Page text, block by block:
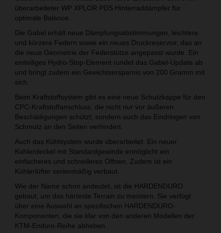
überarbeiteter WP XPLOR PDS Hinterraddämpfer für
optimale Balance.
Die Gabel erhält neue Dämpfungsabstimmungen, leichtere
und kürzere Federn sowie ein neues Druckreservoir, das an
die neue Geometrie der Federstütze angepasst wurde. Ein
einteiliges Hydro-Stop-Element rundet das Gabel-Update ab
und bringt zudem ein Gewichtsersparnis von 200 Gramm mit
sich.
Beim Kraftstoffsystem gibt es eine neue Schutzkappe für den
CPC-Kraftstoffanschluss, die nicht nur vor äußeren
Beschädigungen schützt, sondern auch das Eindringen von
Schmutz an den Seiten verhindert.
Auch das Kühlsystem wurde überarbeitet: Ein neuer
Kühlerdeckel mit Standardgewinde ermöglicht ein
einfacheres und schnelleres Öffnen. Zudem ist ein
Kühlerlüfter serienmäßig verbaut.
Wie der Name schon andeutet, ist die HARDENDURO
gebaut, um das härteste Terrain zu meistern. Sie verfügt
über eine Auswahl an spezifischen HARDENDURO-
Komponenten, die sie klar von den anderen Modellen der
KTM-Enduro-Reihe abheben.